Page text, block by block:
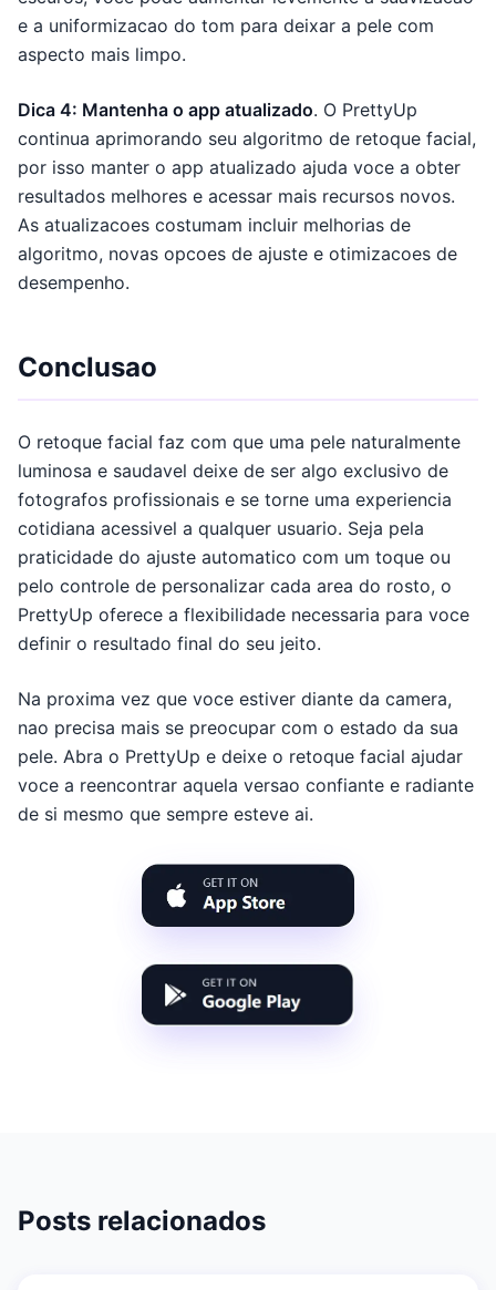
e a uniformizacao do tom para deixar a pele com
aspecto mais limpo.
Dica 4: Mantenha o app atualizado. O PrettyUp
continua aprimorando seu algoritmo de retoque facial,
por isso manter o app atualizado ajuda voce a obter
resultados melhores e acessar mais recursos novos.
As atualizacoes costumam incluir melhorias de
algoritmo, novas opcoes de ajuste e otimizacoes de
desempenho.
Conclusao
O retoque facial faz com que uma pele naturalmente
luminosa e saudavel deixe de ser algo exclusivo de
fotografos profissionais e se torne uma experiencia
cotidiana acessivel a qualquer usuario. Seja pela
praticidade do ajuste automatico com um toque ou
pelo controle de personalizar cada area do rosto, o
PrettyUp oferece a flexibilidade necessaria para voce
definir o resultado final do seu jeito.
Na proxima vez que voce estiver diante da camera,
nao precisa mais se preocupar com o estado da sua
pele. Abra o PrettyUp e deixe o retoque facial ajudar
voce a reencontrar aquela versao confiante e radiante
de si mesmo que sempre esteve ai.
Posts relacionados